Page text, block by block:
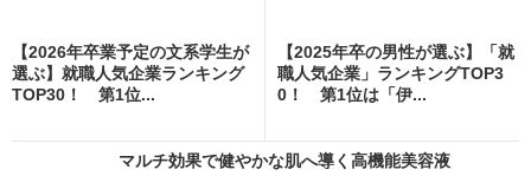
【2026年卒業予定の文系学生が
選ぶ】就職人気企業ランキング
TOP30！ 第1位...
【2025年卒の男性が選ぶ】「就
職人気企業」ランキングTOP3
0！ 第1位は「伊...
マルチ効果で健やかな肌へ導く高機能美容液